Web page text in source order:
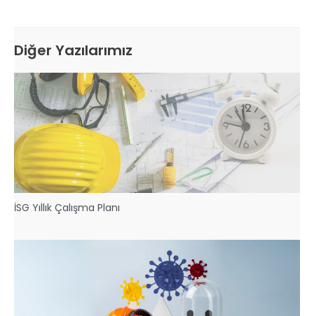
Diğer Yazılarımız
İSG Yıllık Çalışma Planı